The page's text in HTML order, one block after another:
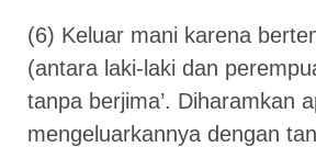
(6) Keluar mani karena
(antara laki-laki dan
tanpa berjima’. Diharamkan
mengeluarkannya dengan